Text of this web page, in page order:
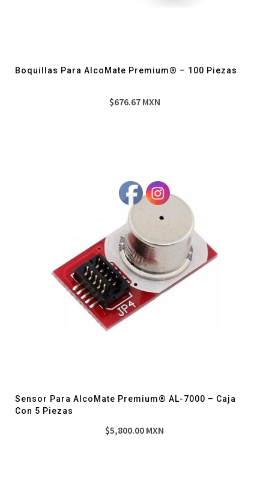
Boquillas Para AlcoMate Premium® – 100 Piezas
$676.67MXN
Sensor Para AlcoMate Premium® AL-7000 – Caja
Con 5 Piezas
$5,800.00 MXN